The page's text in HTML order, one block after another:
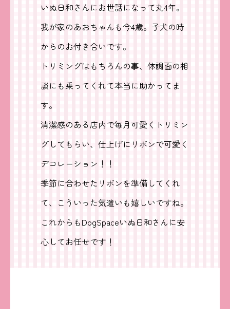
いぬ日和さんにお世話になって丸4年。
我が家のあおちゃんも今4歳。子犬の時
からのお付き合いです。
トリミングはもちろんの事、体調面の相
談にも乗ってくれて本当に助かってま
す。
清潔感のある店内で毎月可愛くトリミン
グしてもらい、仕上げにリボンで可愛く
デコレーション！！
季節に合わせたリボンを準備してくれ
て、こういった気遣いも嬉しいですね。
これからもDogSpaceいぬ日和さんに安
心してお任せです！